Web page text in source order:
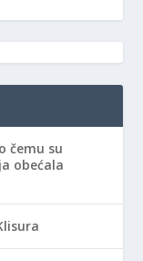
čemu su
obećala